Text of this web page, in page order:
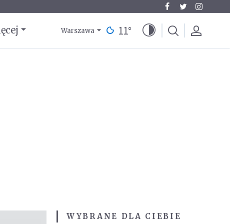
Warszawa 11°
WYBRANE DLA CIEBIE